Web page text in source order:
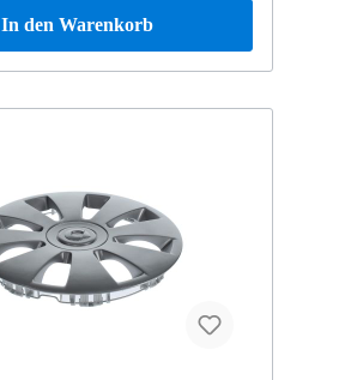
In den Warenkorb